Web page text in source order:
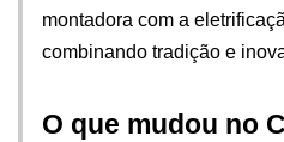
montadora com a
combinando tradição e
O que mudou no